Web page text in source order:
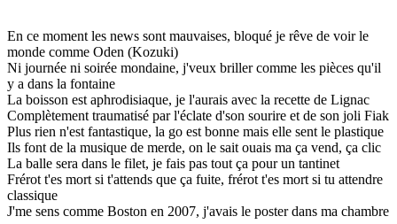
En ce moment les news sont mauvaises, bloqué je rêve de voir le
monde comme Oden (Kozuki)
Ni journée ni soirée mondaine, j'veux briller comme les pièces qu'il
y a dans la fontaine
La boisson est aphrodisiaque, je l'aurais avec la recette de Lignac
Complètement traumatisé par l'éclate d'son sourire et de son joli Fiak
Plus rien n'est fantastique, la go est bonne mais elle sent le plastique
Ils font de la musique de merde, on le sait ouais ma ça vend, ça clic
La balle sera dans le filet, je fais pas tout ça pour un tantinet
Frérot t'es mort si t'attends que ça fuite, frérot t'es mort si tu attendre
classique
J'me sens comme Boston en 2007, j'avais le poster dans ma chambre